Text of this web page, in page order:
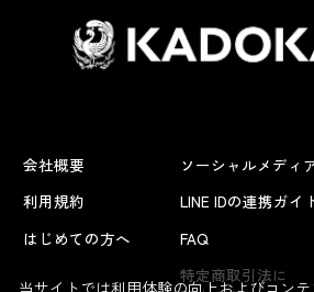
会社概要
利用規約
はじめての方へ
ソーシャルメディ
LINE IDの連携ガイ
FAQ
特定商取引法に